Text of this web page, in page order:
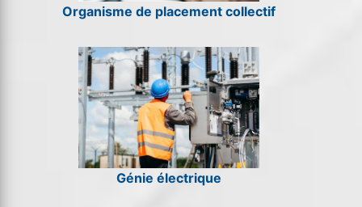
Organisme de placement collectif
Génie électrique